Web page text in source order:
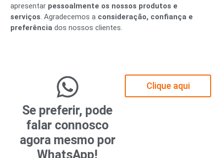
apresentar pessoalmente os nossos produtos e
serviços . Agradecemos a consideração, confiança e
preferência dos nossos clientes.
Se preferir, pode
falar connosco
agora mesmo por
WhatsApp!
Clique aqui